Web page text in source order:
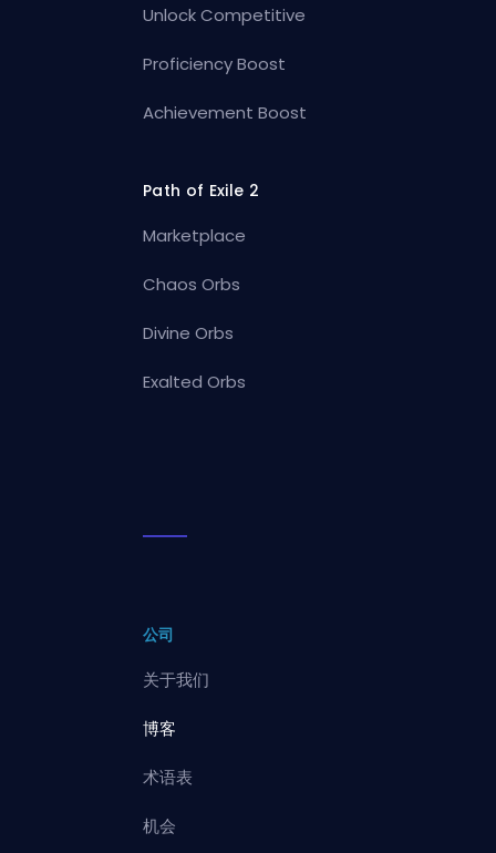
Unlock Competitive
Proficiency Boost
Achievement Boost
Path of Exile 2
Marketplace
Chaos Orbs
Divine Orbs
Exalted Orbs
公司
关于我们
博客
术语表
机会